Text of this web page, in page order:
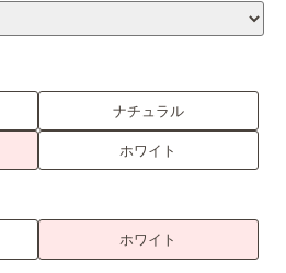
ナチュラル
ホワイト
ホワイト